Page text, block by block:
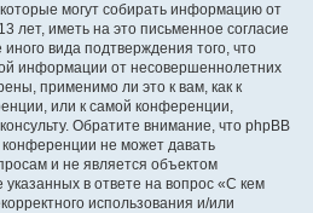
могут собирать информацию от
лет, иметь на это письменное согласие
вида подтверждения того, что
информации от несовершеннолетних
применимо ли это к вам, как к
или к самой конференции,
Обратите внимание, что phpBB
не может давать
и не является объектом
в ответе на вопрос «С кем
использования и/или